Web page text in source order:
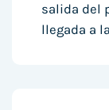
salida del
llegada a